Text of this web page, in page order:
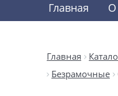
Главная О
Главная
Безрамочные